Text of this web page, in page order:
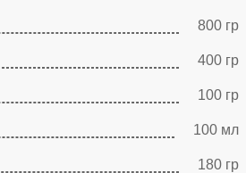
800 гр
400 гр
100 гр
100 мл
180 гр